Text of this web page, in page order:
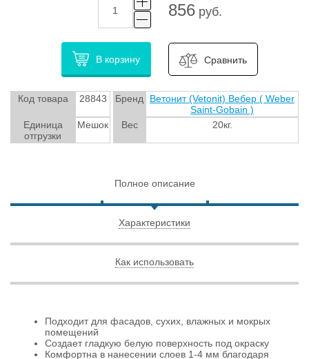
856руб.
В корзину Сравнить
Код товара 28843 Бренд
Ветонит (Vetonit) Вебер ( Weber
Saint-Gobain )
Единица
отгрузки
Мешок Вес 20кг.
Полное описание
Характеристики
Как использовать
Подходит для фасадов, сухих, влажных и мокрых
помещений
Создает гладкую белую поверхность под окраску
Комфортна в нанесении слоев 1-4 мм благодаря